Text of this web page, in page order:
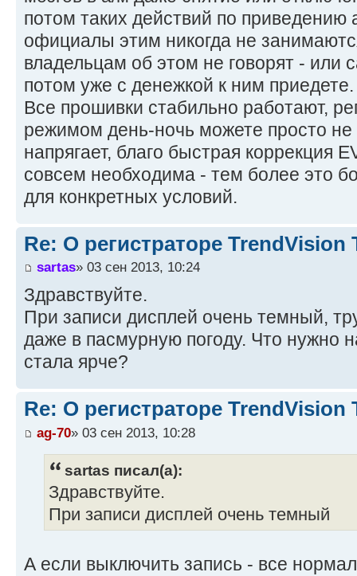
потом таких действий по приведению
официалы этим никогда не
владельцам об этом не говорят - или
потом уже с денежкой к ним приедете.
Все прошивки стабильно работают,
режимом день-ночь можете просто не
напрягает, благо быстрая коррекция
совсем необходима - тем более это
для конкретных условий.
Re: О регистраторе TrendVision
sartas» 03 сен 2013, 10:24
Здравствуйте.
При записи дисплей очень темный,
даже в пасмурную погоду. Что нужно
стала ярче?
Re: О регистраторе TrendVision
ag-70» 03 сен 2013, 10:28
sartas писал(а):
Здравствуйте.
При записи дисплей очень темный
А если выключить запись - все